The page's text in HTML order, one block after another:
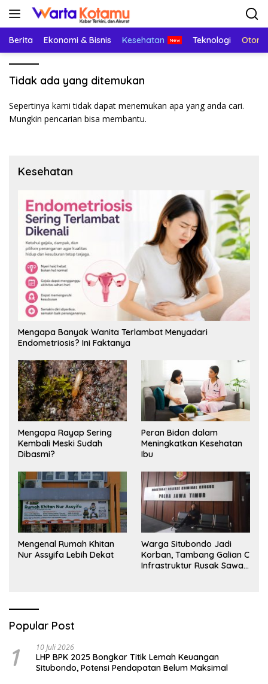
Langsung
Berita Ekonomi & Bisnis Kesehatan Teknologi
Tidak ada yang ditemukan
Sepertinya kami tidak dapat menemukan apa yang anda cari.
Mungkin pencarian bisa membantu.
Kesehatan
Mengapa Banyak Wanita Terlambat Menyadari
Endometriosis? Ini Faktanya
Mengapa Rayap Sering
Kembali Meski Sudah
Dibasmi?
Peran Bidan dalam
Meningkatkan Kesehatan
Ibu
Mengenal Rumah Khitan
Nur Assyifa Lebih Dekat
Warga Situbondo Jadi
Korban, Tambang Galian C
Infrastruktur Rusak Sawah
Popular Post
1 10 Juli 2026
LHP BPK 2025 Bongkar Titik Lemah Keuangan
Situbondo, Potensi Pendapatan Belum Maksimal